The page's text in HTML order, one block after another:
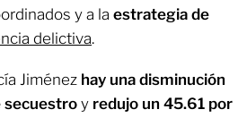
y a la estrategia de
delictiva.
Jiménez hay una disminución
secuestro y redujo un 45.61 por